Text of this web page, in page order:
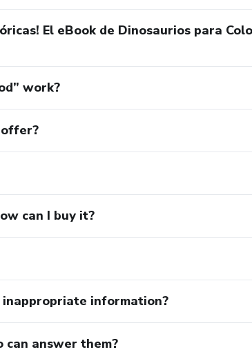
El eBook de Dinosaurios para
work?
can I buy it?
information?
can answer them?